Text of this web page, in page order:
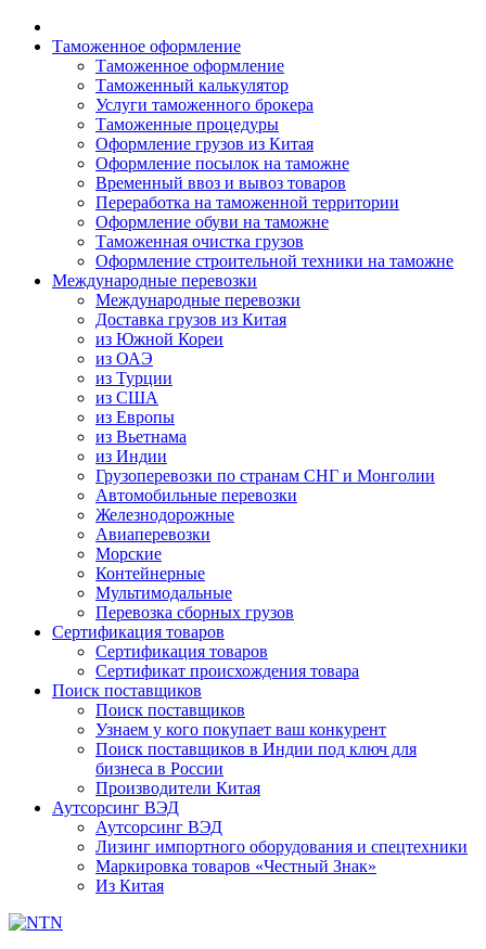
Таможенное оформление
Таможенное оформление
Таможенный калькулятор
Услуги таможенного брокера
Таможенные процедуры
Оформление грузов из Китая
Оформление посылок на таможне
Временный ввоз и вывоз товаров
Переработка на таможенной территории
Оформление обуви на таможне
Таможенная очистка грузов
Оформление строительной техники на таможне
Международные перевозки
Международные перевозки
Доставка грузов из Китая
из Южной Кореи
из ОАЭ
из Турции
из США
из Европы
из Вьетнама
из Индии
Грузоперевозки по странам СНГ и Монголии
Автомобильные перевозки
Железнодорожные
Авиаперевозки
Морские
Контейнерные
Мультимодальные
Перевозка сборных грузов
Сертификация товаров
Сертификация товаров
Сертификат происхождения товара
Поиск поставщиков
Поиск поставщиков
Узнаем у кого покупает ваш конкурент
Поиск поставщиков в Индии под ключ для
бизнеса в России
Производители Китая
Аутсорсинг ВЭД
Аутсорсинг ВЭД
Лизинг импортного оборудования и спецтехники
Маркировка товаров «Честный Знак»
Из Китая